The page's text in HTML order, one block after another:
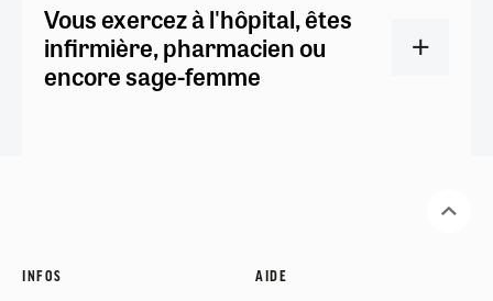
Vous exercez à l'hôpital, êtes
infirmière, pharmacien ou
encore sage-femme
INFOS AIDE